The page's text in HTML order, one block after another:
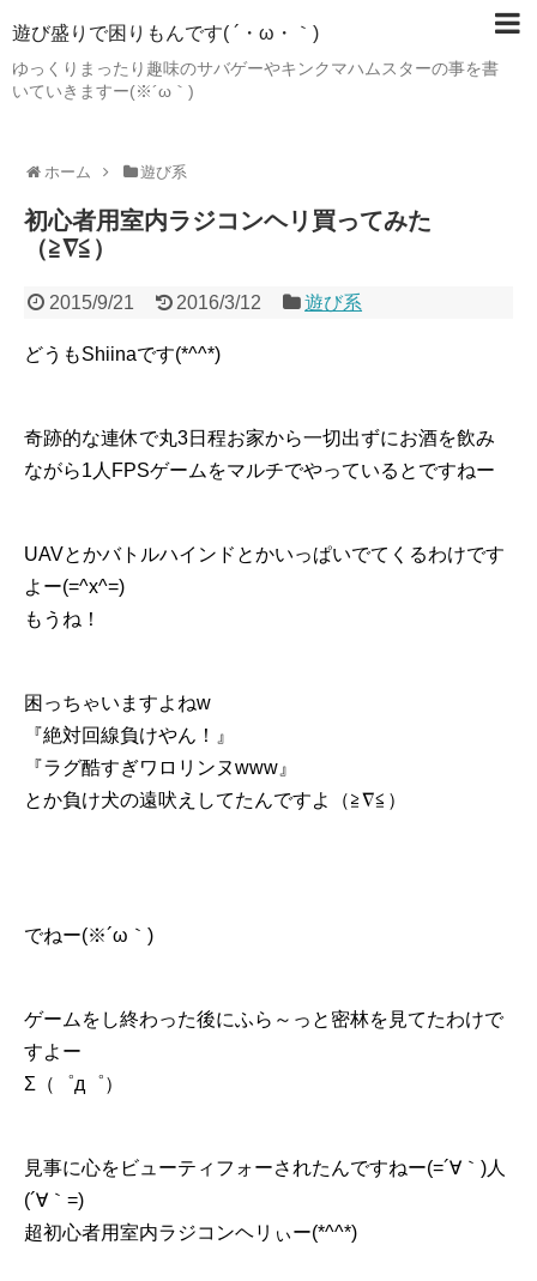
遊び盛りで困りもんです( ´・ω・｀)
ゆっくりまったり趣味のサバゲーやキンクマハムスターの事を書
いていきますー(※´ω｀)
ホーム 遊び系
初心者用室内ラジコンヘリ買ってみた
（≧∇≦）
2015/9/21 2016/3/12 遊び系
どうもShiinaです(*^^*)
奇跡的な連休で丸3日程お家から一切出ずにお酒を飲み
ながら1人FPSゲームをマルチでやっているとですねー
UAVとかバトルハインドとかいっぱいでてくるわけです
よー(=^x^=)
もうね！
困っちゃいますよねw
『絶対回線負けやん！』
『ラグ酷すぎワロリンヌwww』
とか負け犬の遠吠えしてたんですよ（≧∇≦）
でねー(※´ω｀)
ゲームをし終わった後にふら～っと密林を見てたわけで
すよー
Σ（゜д゜）
見事に心をビューティフォーされたんですねー(=´∀｀)人
(´∀｀=)
超初心者用室内ラジコンヘリぃー(*^^*)